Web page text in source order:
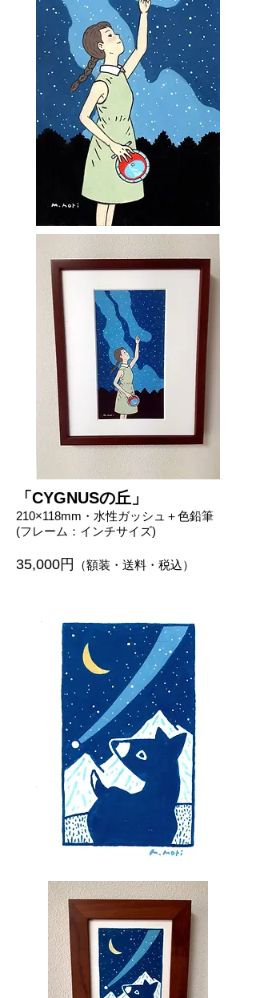
「CYGNUSの丘」
210×118mm・水性ガッシュ ​＋色鉛筆
(フレーム：インチサイズ)
35,000円 （額装・送料・税込）